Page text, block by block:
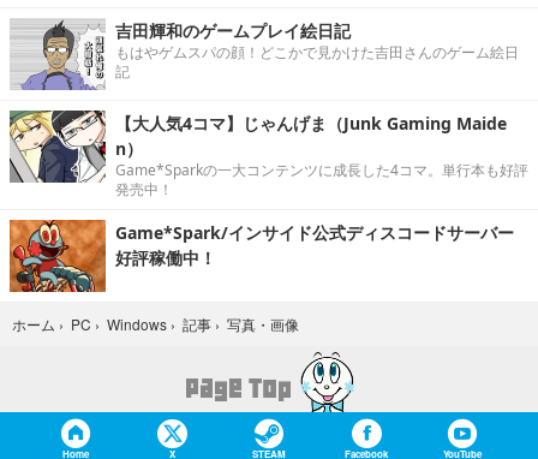
吉田輝和のゲームプレイ絵日記
もはやゲムスパの顔！どこかで見かけた吉田さんのゲーム絵日
記
【大人気4コマ】じゃんげま（Junk Gaming Maide
n）
Game*Sparkの一大コンテンツに成長した4コマ。単行本も好評
発売中！
Game*Spark/インサイド公式ディスコードサーバー
好評稼働中！
ホーム › PC › Windows › 記事 › 写真・画像
Home X STEAM Facebook YouTube